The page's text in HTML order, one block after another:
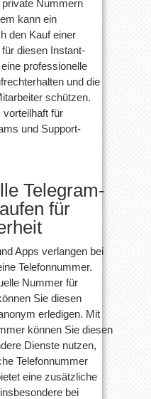
private Nummern
kann ein
den Kauf einer
diesen Instant-
professionelle
und die
schützen.
für
und Support-
Telegram-
für
Apps verlangen bei
Telefonnummer.
Nummer für
Sie diesen
erledigen. Mit
können Sie diesen
Dienste nutzen,
Telefonnummer
eine zusätzliche
bei